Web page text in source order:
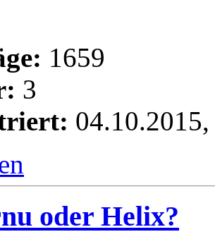
1659
3
oder Helix?